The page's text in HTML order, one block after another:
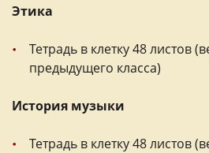
Этика
Тетрадь в клетку 48 листов
предыдущего класса)
История музыки
Тетрадь в клетку 48 листов